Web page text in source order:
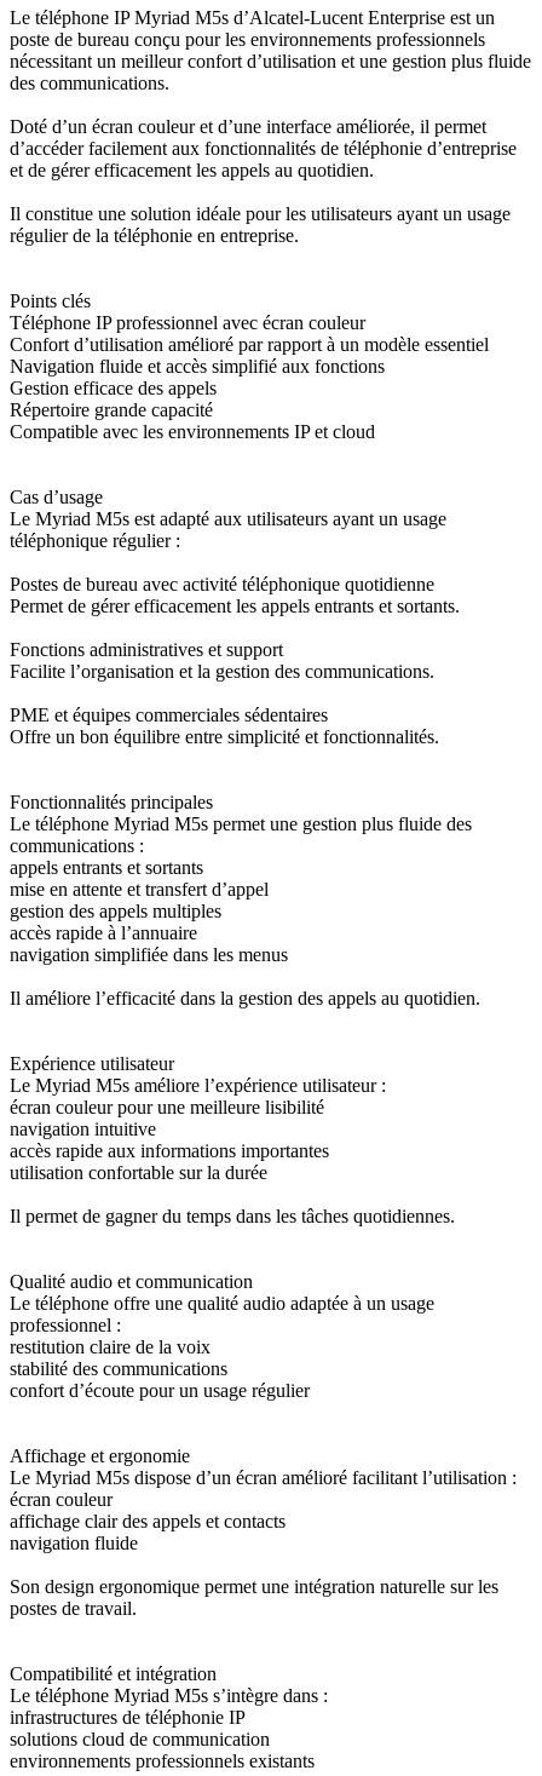
Le téléphone IP Myriad M5s d’Alcatel-Lucent Enterprise est un
poste de bureau conçu pour les environnements professionnels
nécessitant un meilleur confort d’utilisation et une gestion plus fluide
des communications.
Doté d’un écran couleur et d’une interface améliorée, il permet
d’accéder facilement aux fonctionnalités de téléphonie d’entreprise
et de gérer efficacement les appels au quotidien.
Il constitue une solution idéale pour les utilisateurs ayant un usage
régulier de la téléphonie en entreprise.
Points clés
Téléphone IP professionnel avec écran couleur
Confort d’utilisation amélioré par rapport à un modèle essentiel
Navigation fluide et accès simplifié aux fonctions
Gestion efficace des appels
Répertoire grande capacité
Compatible avec les environnements IP et cloud
Cas d’usage
Le Myriad M5s est adapté aux utilisateurs ayant un usage
téléphonique régulier :
Postes de bureau avec activité téléphonique quotidienne
Permet de gérer efficacement les appels entrants et sortants.
Fonctions administratives et support
Facilite l’organisation et la gestion des communications.
PME et équipes commerciales sédentaires
Offre un bon équilibre entre simplicité et fonctionnalités.
Fonctionnalités principales
Le téléphone Myriad M5s permet une gestion plus fluide des
communications :
appels entrants et sortants
mise en attente et transfert d’appel
gestion des appels multiples
accès rapide à l’annuaire
navigation simplifiée dans les menus
Il améliore l’efficacité dans la gestion des appels au quotidien.
Expérience utilisateur
Le Myriad M5s améliore l’expérience utilisateur :
écran couleur pour une meilleure lisibilité
navigation intuitive
accès rapide aux informations importantes
utilisation confortable sur la durée
Il permet de gagner du temps dans les tâches quotidiennes.
Qualité audio et communication
Le téléphone offre une qualité audio adaptée à un usage
professionnel :
restitution claire de la voix
stabilité des communications
confort d’écoute pour un usage régulier
Affichage et ergonomie
Le Myriad M5s dispose d’un écran amélioré facilitant l’utilisation :
écran couleur
affichage clair des appels et contacts
navigation fluide
Son design ergonomique permet une intégration naturelle sur les
postes de travail.
Compatibilité et intégration
Le téléphone Myriad M5s s’intègre dans :
infrastructures de téléphonie IP
solutions cloud de communication
environnements professionnels existants